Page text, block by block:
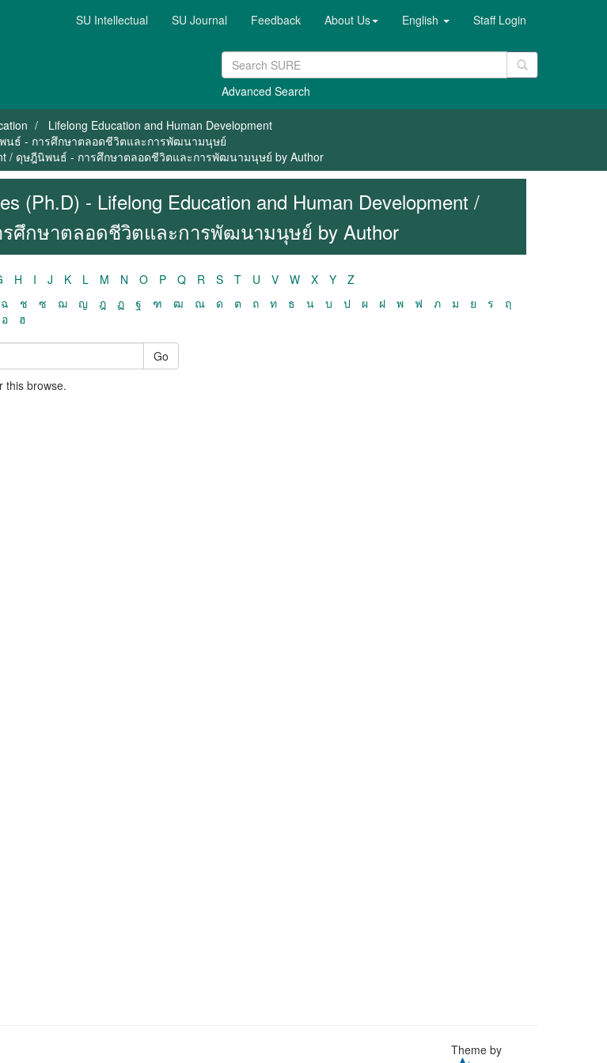
SU Intellectual SU Journal Feedback About Us English Staff Login
Advanced Search
Lifelong Education and Human Development
พนธ์ - การศึกษาตลอดชีวิตและการพัฒนามนุษย์
/ ดุษฎีนิพนธ์ - การศึกษาตลอดชีวิตและการพัฒนามนุษย์ by Author
(Ph.D) - Lifelong Education and Human Development /
ศึกษาตลอดชีวิตและการพัฒนามนุษย์ by Author
H I J K L M N O P Q R S T U V W X Y
Z
ฉ ช ซ ฌ ญ ฎ ฏ ฐ ฑ ฒ ณ ด ต ถ ท ธ น บ ป ผ ฝ พ ฟ ภ ม ย ร
ฤ
อ ฮ
Go
this browse.
Theme by